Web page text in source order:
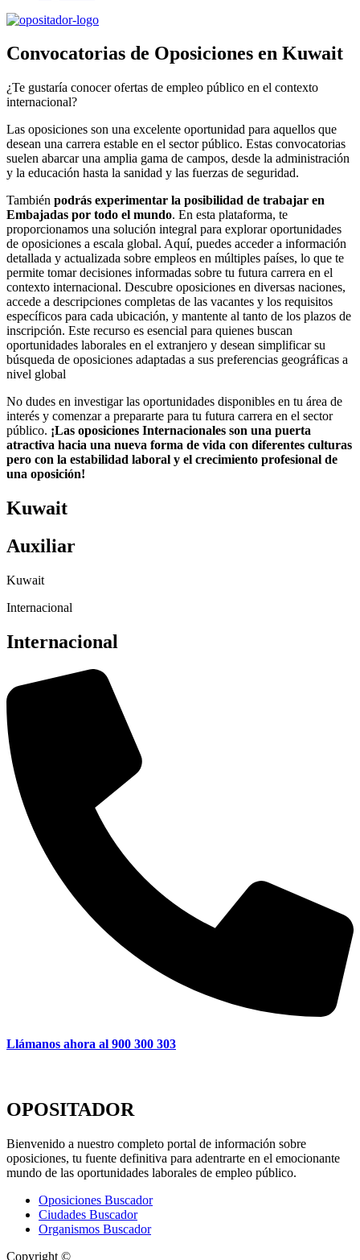
Convocatorias de Oposiciones en Kuwait
¿Te gustaría conocer ofertas de empleo público en el contexto
internacional?
Las oposiciones son una excelente oportunidad para aquellos que
desean una carrera estable en el sector público. Estas convocatorias
suelen abarcar una amplia gama de campos, desde la administración
y la educación hasta la sanidad y las fuerzas de seguridad.
También podrás experimentar la posibilidad de trabajar en
Embajadas por todo el mundo. En esta plataforma, te
proporcionamos una solución integral para explorar oportunidades
de oposiciones a escala global. Aquí, puedes acceder a información
detallada y actualizada sobre empleos en múltiples países, lo que te
permite tomar decisiones informadas sobre tu futura carrera en el
contexto internacional. Descubre oposiciones en diversas naciones,
accede a descripciones completas de las vacantes y los requisitos
específicos para cada ubicación, y mantente al tanto de los plazos de
inscripción. Este recurso es esencial para quienes buscan
oportunidades laborales en el extranjero y desean simplificar su
búsqueda de oposiciones adaptadas a sus preferencias geográficas a
nivel global
No dudes en investigar las oportunidades disponibles en tu área de
interés y comenzar a prepararte para tu futura carrera en el sector
público. ¡Las oposiciones Internacionales son una puerta
atractiva hacia una nueva forma de vida con diferentes culturas
pero con la estabilidad laboral y el crecimiento profesional de
una oposición!
Kuwait
Auxiliar
Kuwait
Internacional
Internacional
Llámanos ahora al 900 300 303
OPOSITADOR
Bienvenido a nuestro completo portal de información sobre
oposiciones, tu fuente definitiva para adentrarte en el emocionante
mundo de las oportunidades laborales de empleo público.
Oposiciones Buscador
Ciudades Buscador
Organismos Buscador
Copyright ©